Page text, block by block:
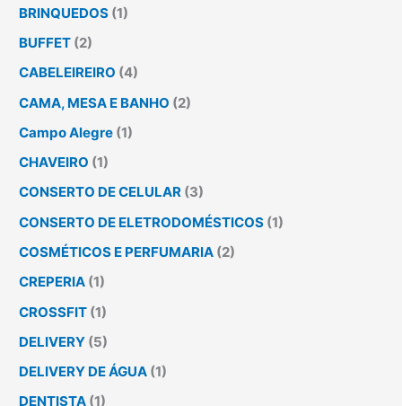
BRINQUEDOS (1)
BUFFET (2)
CABELEIREIRO (4)
CAMA, MESA E BANHO (2)
Campo Alegre (1)
CHAVEIRO (1)
CONSERTO DE CELULAR (3)
CONSERTO DE ELETRODOMÉSTICOS (1)
COSMÉTICOS E PERFUMARIA (2)
CREPERIA (1)
CROSSFIT (1)
DELIVERY (5)
DELIVERY DE ÁGUA (1)
DENTISTA (1)